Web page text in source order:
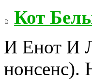
Кот
И Енот И
нонсенс).